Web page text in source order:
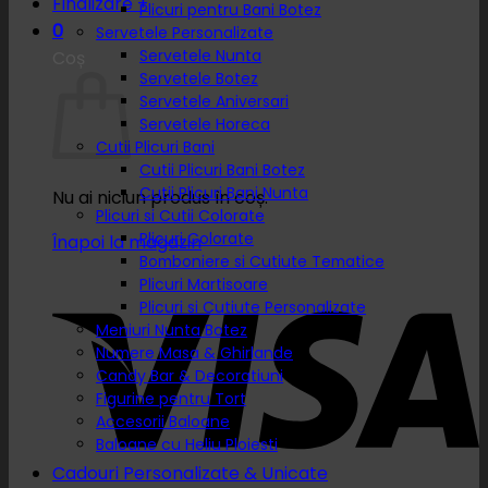
0
Nu ai niciun produs în coș.
Înapoi la magazin
Plicuri pentru Bani Botez
Servetele Personalizate
Servetele Nunta
Servetele Botez
Servetele Aniversari
Servetele Horeca
Cutii Plicuri Bani
Cutii Plicuri Bani Botez
Cutii Plicuri Bani Nunta
Plicuri si Cutii Colorate
Plicuri Colorate
Bomboniere si Cutiute Tematice
Plicuri Martisoare
Plicuri si Cutiute Personalizate
Meniuri Nunta Botez
Numere Masa & Ghirlande
Candy Bar & Decoratiuni
Figurine pentru Tort
Accesorii Baloane
Baloane cu Heliu Ploiesti
Cadouri Personalizate & Unicate